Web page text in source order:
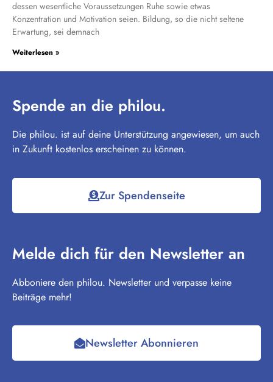
dessen wesentliche Voraussetzungen Ruhe sowie etwas
Konzentration und Motivation seien. Bildung, so die nicht seltene
Erwartung, sei demnach
Weiterlesen »
Spende an die philou.
Die philou. ist auf deine Unterstützung angewiesen, um auch
in Zukunft kostenlos erscheinen zu können.
Zur Spendenseite
Melde dich für den Newsletter an
Abboniere den philou. Newsletter und verpasse keine
Beiträge mehr!
Newsletter Abonnieren